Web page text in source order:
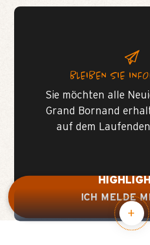
BLEIBEN SIE
Sie möchten alle
Grand Bornand
auf dem
ICH MELDE